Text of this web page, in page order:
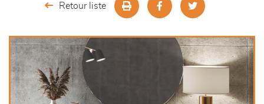
décoration
Retour liste